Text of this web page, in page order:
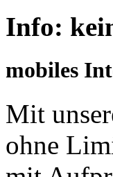
Info:
mobiles
Mit
ohne